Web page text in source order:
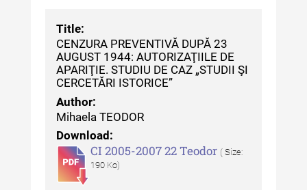
Indexul Complet
Acta Pangratia
Acta Pangratia I (2023)
Acta Pangratia II (2024)
Acta Pangratia III (2025)
Indexul Complet
Title:
CENZURA PREVENTIVĂ DUPĂ 23
AUGUST 1944: AUTORIZAŢIILE DE
APARIŢIE. STUDIU DE CAZ „STUDII ŞI
CERCETĂRI ISTORICE”
Author:
Mihaela TEODOR
Download:
CI 2005-2007 22 Teodor ( Size:
190 Ko)